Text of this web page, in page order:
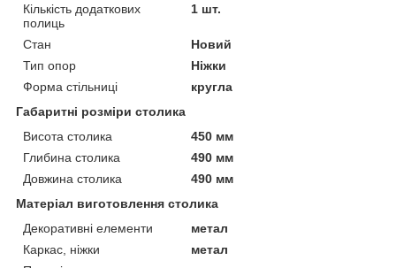
Кількість додаткових
полиць
1 шт.
Стан
Новий
Тип опор
Ніжки
Форма стільниці
кругла
Габаритні розміри столика
Висота столика
450 мм
Глибина столика
490 мм
Довжина столика
490 мм
Матеріал виготовлення столика
Декоративні елементи
метал
Каркас, ніжки
метал